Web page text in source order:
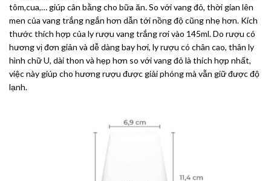
tôm,cua,… giúp cân bằng cho bữa ăn. So với vang đỏ, thời gian lên
men của vang trắng ngắn hơn dẫn tới nồng độ cũng nhẹ hơn. Kích
thước thích hợp của ly rượu vang trắng rơi vào 145ml. Do rượu có
hương vị đơn giản và dễ dàng bay hơi, ly rượu có chân cao, thân ly
hình chữ U, dài thon và hẹp hơn so với vang đỏ là thích hợp nhất,
việc này giúp cho hương rượu được giải phóng mà vẫn giữ được độ
lạnh.